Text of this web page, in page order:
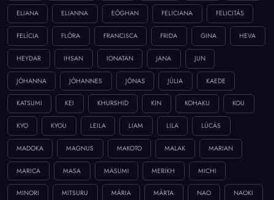
ELIANA ELIANNA EÓGHAN FELICIANA FELICITÁS
FELÍCIA FLÓRA FRANCISCA FRIDA GINA HEVA
HEYDAR IHSAN IONATAN JANA JUN
JÓHANNA JÓHANNES JÓNAS JÚLIA KAEDE
KATSUMI KEI KHURSHID KIN KOHAKU KOU
KYO KYOU LEILA LIAM LILA LÚCÁS
MADOKA MAGNUS MAKOTO MALAK MARIAN
MARICA MASA MASUMI MERIKH MICHI
MINORI MITSURU MÁRIA MÁRTA NAO NAOKI